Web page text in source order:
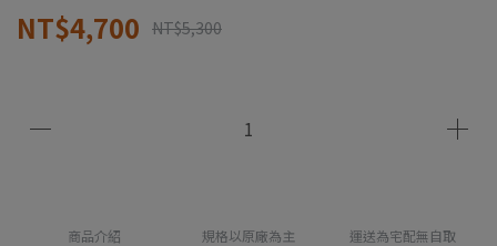
NT$4,700 NT$5,300
商品介紹 規格以原廠為主 運送為宅配無自取